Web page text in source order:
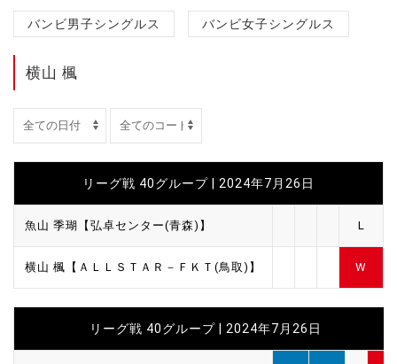
バンビ男子シングルス バンビ女子シングルス
横山 楓
リーグ戦 40グループ | 2024年7月26日
魚山 季瑚【弘卓センター(青森)】 L
横山 楓【ＡＬＬＳＴＡＲ－ＦＫＴ(鳥取)】 W
リーグ戦 40グループ | 2024年7月26日